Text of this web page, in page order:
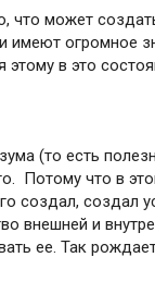
может
огромное
в это
(то есть
Потому что в
создал, создал
внешней и
ее. Так